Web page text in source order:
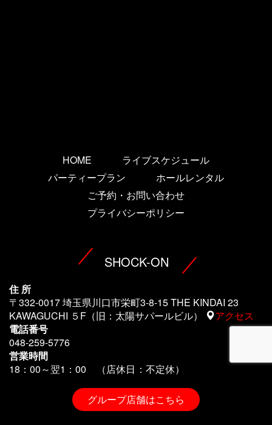
HOME
ライブスケジュール
パーティープラン
ホールレンタル
ご予約・お問い合わせ
プライバシーポリシー
SHOCK-ON
住 所
〒332-0017 埼玉県川口市栄町3-8-15 THE KINDAI 23
KAWAGUCHI ５F（旧：太陽サパールビル）
アクセス
電話番号
048-259-5776
営業時間
18：00～翌1 ：00 （店休日：不定休）
グループ店舗はこちら